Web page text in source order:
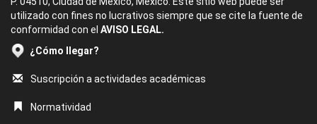
utilizado con fines no lucrativos siempre que se cite la fuente de
conformidad con el AVISO LEGAL.
¿Cómo llegar?
Suscripción a actividades académicas
Normatividad